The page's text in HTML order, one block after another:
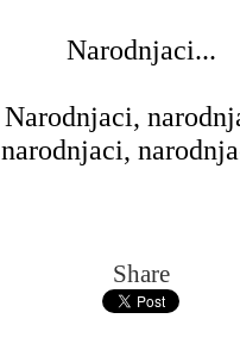
Narodnjaci...
Narodnjaci,
narodnjaci,
Share